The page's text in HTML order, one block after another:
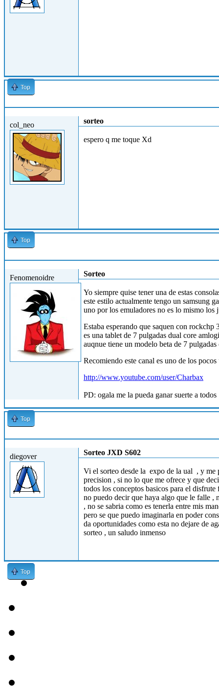
Top
col_neo sorteo
espero q me toque Xd
Top
Fenomenoidre Sorteo
Yo siempre quise tener una de estas
este estilo actualmente tengo un samsung
uno por los emuladores no es lo mismo los
Estaba esperando que saquen con
es una tablet de 7 pulgadas dual core
auqnue tiene un modelo beta de 7
Recomiendo este canal es uno de los
http://www.youtube.com/user/Charbax
PD: ogala me la pueda ganar suerte a todos
Top
diegover Sorteo JXD S602
Vi el sorteo desde la expo de la ual , y me
precision , si no lo que me ofrece y que
todos los conceptos basicos para el
no puedo decir que haya algo que le falle ,
, no se sabria como es tenerla entre mis
pero se que puedo imaginarla en poder
da oportunidades como esta no dejare de
sorteo , un saludo inmenso
Top